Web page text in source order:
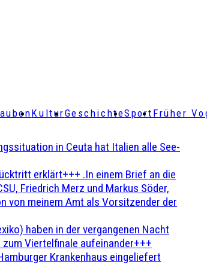
KulturGeschichteSport Früher
in Ceuta hat Italien alle See-
erklärt+++ .In einem Brief an die
Friedrich Merz und Markus Söder,
von meinem Amt als Vorsitzender der
haben in der vergangenen Nacht
Viertelfinale aufeinander+++
Krankenhaus eingeliefert